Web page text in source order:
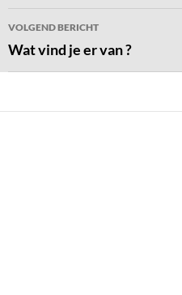
VOLGEND BERICHT
Wat vind je er van ?